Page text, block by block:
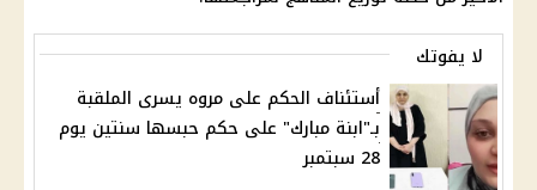
لا يفوتك
أستئناف الحكم على مروه يسرى الملقبة
بـ"ابنة مبارك" على حكم حبسها سنتين يوم
28 سبتمبر